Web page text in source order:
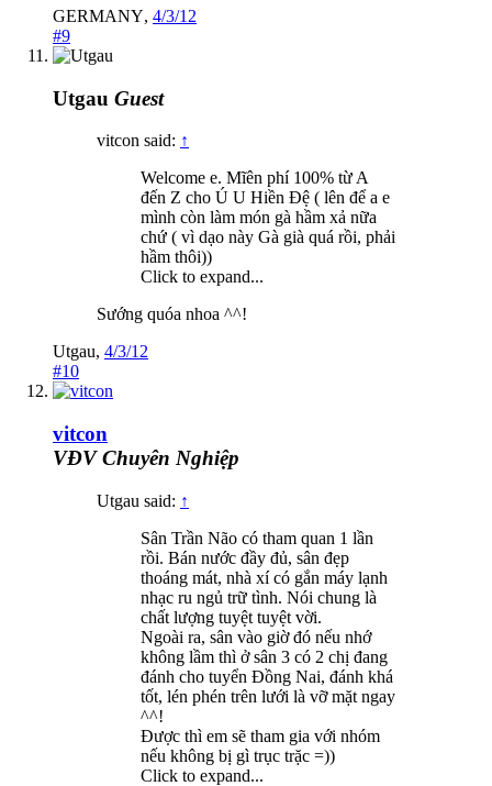
GERMANY, 4/3/12
#9
Utgau Guest
vitcon said: ↑
Welcome e. Mĩên phí 100% từ A
đến Z cho Ú U Hiền Đệ ( lên để a e
mình còn làm món gà hầm xả nữa
chứ ( vì dạo này Gà già quá rồi, phải
hầm thôi))
Click to expand...
Sướng quóa nhoa ^^!
Utgau, 4/3/12
#10
vitcon
VĐV Chuyên Nghiệp
Utgau said: ↑
Sân Trần Não có tham quan 1 lần
rồi. Bán nước đầy đủ, sân đẹp
thoáng mát, nhà xí có gắn máy lạnh
nhạc ru ngủ trữ tình. Nói chung là
chất lượng tuyệt tuyệt vời.
Ngoài ra, sân vào giờ đó nếu nhớ
không lầm thì ở sân 3 có 2 chị đang
đánh cho tuyển Đồng Nai, đánh khá
tốt, lén phén trên lưới là vỡ mặt ngay
^^!
Được thì em sẽ tham gia với nhóm
nếu không bị gì trục trặc =))
Click to expand...